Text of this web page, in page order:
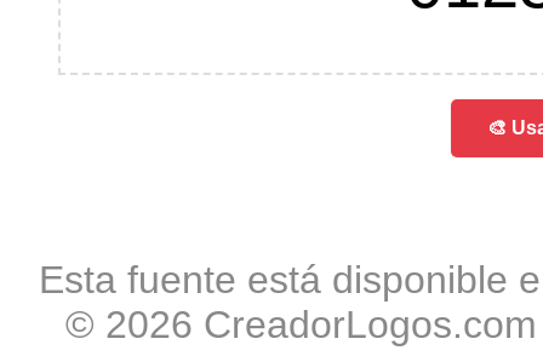
🎨
Esta fuente está disponible
© 2026